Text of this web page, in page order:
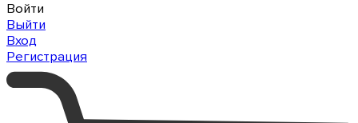
Войти
Выйти
Вход
Регистрация